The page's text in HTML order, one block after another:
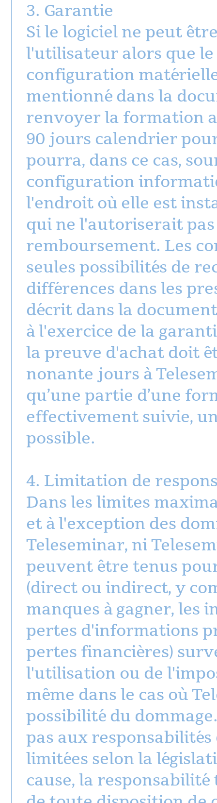
3. Garantie
Si le logiciel ne peut
l'utilisateur alors que
configuration
mentionné dans la
renvoyer la formation
90 jours calendrier
pourra, dans ce cas,
configuration
l'endroit où elle est
qui ne l'autoriserait
remboursement. Les
seules possibilités de
différences dans les
décrit dans la
à l'exercice de la
la preuve d'achat doit
nonante jours à
qu’une partie d’une
effectivement suivie,
possible.
4. Limitation de
Dans les limites
et à l'exception des
Teleseminar, ni
peuvent être tenus
(direct ou indirect, y
manques à gagner, les
pertes d'informations
pertes financières)
l'utilisation ou de
même dans le cas où
possibilité du
pas aux
limitées selon la
cause, la